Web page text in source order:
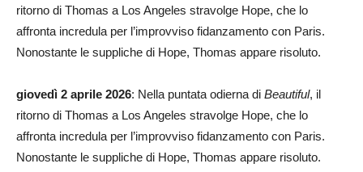
ritorno di Thomas a Los Angeles stravolge Hope, che lo
affronta incredula per l’improvviso fidanzamento con Paris.
Nonostante le suppliche di Hope, Thomas appare risoluto.
giovedì 2 aprile 2026: Nella puntata odierna di Beautiful, il
ritorno di Thomas a Los Angeles stravolge Hope, che lo
affronta incredula per l’improvviso fidanzamento con Paris.
Nonostante le suppliche di Hope, Thomas appare risoluto.